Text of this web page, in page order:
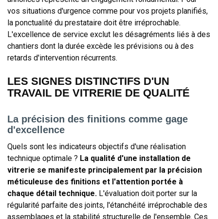
vos situations d'urgence comme pour vos projets planifiés,
la ponctualité du prestataire doit être irréprochable.
L'excellence de service exclut les désagréments liés à des
chantiers dont la durée excède les prévisions ou à des
retards d'intervention récurrents.
LES SIGNES DISTINCTIFS D'UN
TRAVAIL DE VITRERIE DE QUALITÉ
La précision des finitions comme gage
d'excellence
Quels sont les indicateurs objectifs d'une réalisation
technique optimale ? La qualité d'une installation de
vitrerie se manifeste principalement par la précision
méticuleuse des finitions et l'attention portée à
chaque détail technique. L'évaluation doit porter sur la
régularité parfaite des joints, l'étanchéité irréprochable des
assemblages et la stabilité structurelle de l'ensemble. Ces